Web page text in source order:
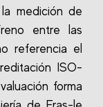
medición de
entre las
referencia el
ISO-
forma